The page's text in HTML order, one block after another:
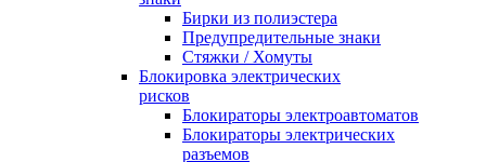
Бирки из полиэстера
Предупредительные знаки
Стяжки / Хомуты
Блокировка электрических
рисков
Блокираторы электроавтоматов
Блокираторы электрических
разъемов